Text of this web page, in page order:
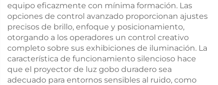
equipo eficazmente con mínima formación. Las
opciones de control avanzado proporcionan ajustes
precisos de brillo, enfoque y posicionamiento,
otorgando a los operadores un control creativo
completo sobre sus exhibiciones de iluminación. La
característica de funcionamiento silencioso hace
que el proyector de luz gobo duradero sea
adecuado para entornos sensibles al ruido, como